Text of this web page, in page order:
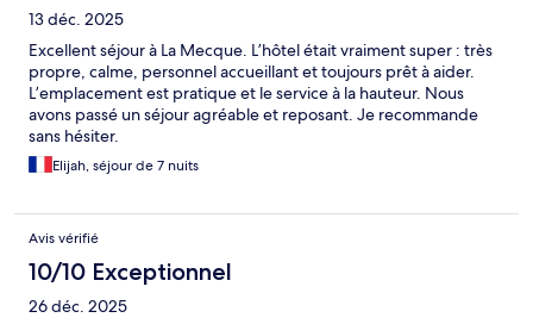
13 déc. 2025
Excellent séjour à La Mecque. L’hôtel était vraiment super : très
propre, calme, personnel accueillant et toujours prêt à aider.
L’emplacement est pratique et le service à la hauteur. Nous
avons passé un séjour agréable et reposant. Je recommande
sans hésiter.
Elijah, séjour de 7 nuits
Avis vérifié
10/10 Exceptionnel
26 déc. 2025